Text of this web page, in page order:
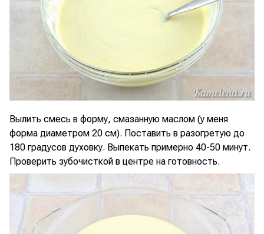
Вылить смесь в форму, смазанную маслом (у меня
форма диаметром 20 см). Поставить в разогретую до
180 градусов духовку. Выпекать примерно 40-50 минут.
Проверить зубочисткой в центре на готовность.